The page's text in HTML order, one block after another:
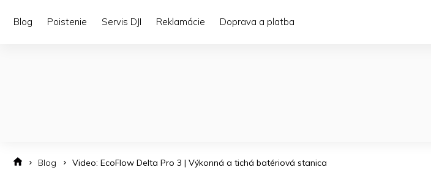
Blog Poistenie Servis DJI Reklamácie Doprava a platba
Blog Video: EcoFlow Delta Pro 3 | Výkonná a tichá batériová stanica